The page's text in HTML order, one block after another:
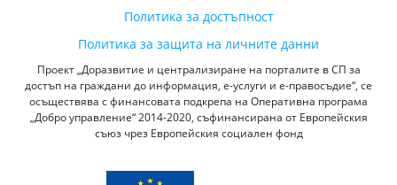
Политика за достъпност
Политика за защита на личните данни
Проект „Доразвитие и централизиране на порталите в СП за
достъп на граждани до информация, е-услуги и е-правосъдие“, се
осъществява с финансовата подкрепа на Оперативна програма
„Добро управление“ 2014-2020, съфинансирана от Европейския
съюз чрез Европейския социален фонд